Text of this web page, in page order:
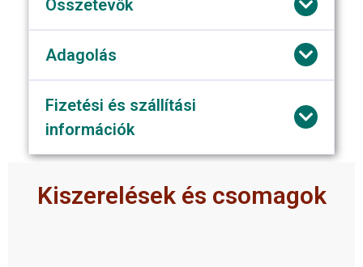
Összetevők
Adagolás
Fizetési és szállítási
információk
Kiszerelések és csomagok